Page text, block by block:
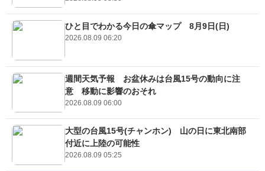
ひと目でわかる今日の傘マップ 8月9日(日)
2026.08.09 06:20
週間天気予報 お盆休みは台風15号の動向に注
意 移動に影響のおそれ
2026.08.09 06:00
大型の台風15号(チャンホン) 山の日に東北南部
付近に上陸の可能性
2026.08.09 05:25